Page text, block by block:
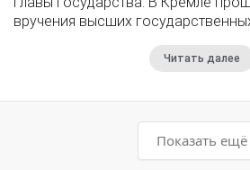
вручения высших
Читать далее
Показать ещё